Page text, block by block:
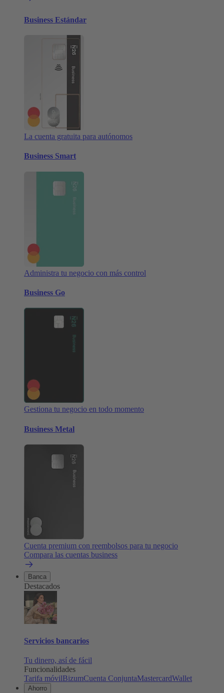
Business Estándar
La cuenta gratuita para autónomos
Business Smart
Administra tu negocio con más control
Business Go
Gestiona tu negocio en todo momento
Business Metal
Cuenta premium con reembolsos para tu negocio
Compara las cuentas business
Banca
Destacados
Servicios bancarios
Tu dinero, así de fácil
Funcionalidades
Tarifa móvilBizumCuenta ConjuntaMastercardWallet
Ahorro